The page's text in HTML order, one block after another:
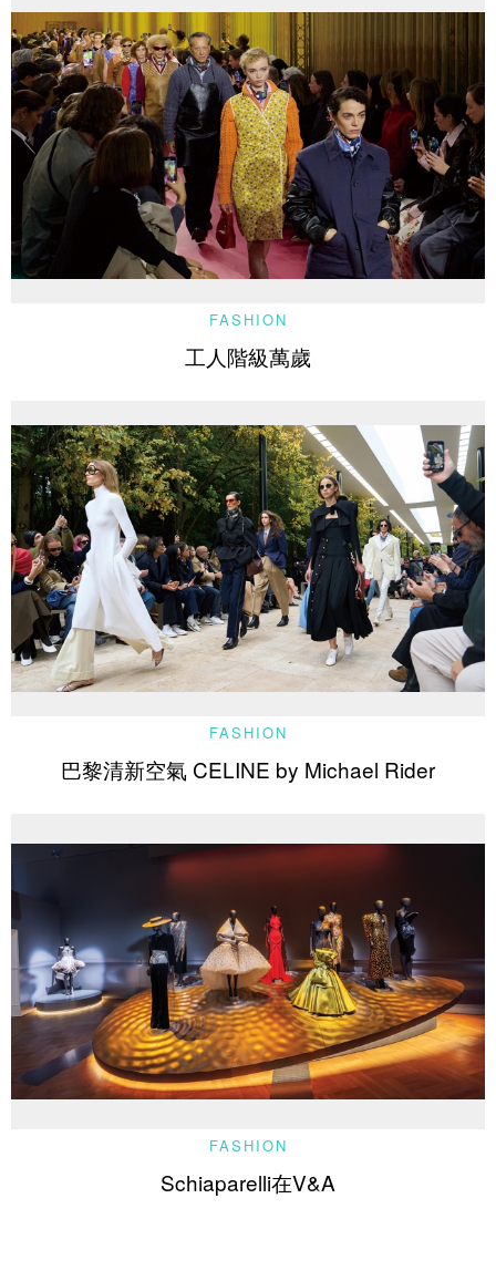
FASHION
工人階級萬歲
FASHION
巴黎清新空氣 CELINE by Michael Rider
FASHION
Schiaparelli在V&A